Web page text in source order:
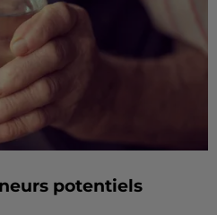
potentiels